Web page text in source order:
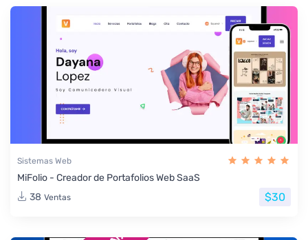
Sistemas Web
MiFolio - Creador de Portafolios Web SaaS
38 Ventas $30